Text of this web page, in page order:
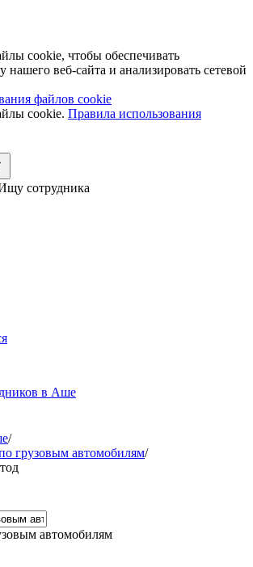
cookie, чтобы обеспечивать
нашего веб-сайта и анализировать сетевой
файлов cookie
cookie. Правила использования
сотрудника
в Аше
/
грузовым автомобилям/
автомобилям